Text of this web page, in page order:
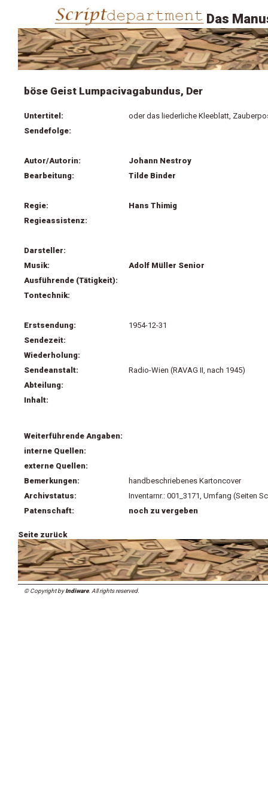
Das
böse Geist Lumpacivagabundus, Der
Untertitel:
oder das liederliche Kleeblatt,
Sendefolge:
Autor/Autorin:
Johann Nestroy
Bearbeitung:
Tilde Binder
Regie:
Hans Thimig
Regieassistenz:
Darsteller:
Musik:
Adolf Müller Senior
Ausführende (Tätigkeit):
Tontechnik:
Erstsendung:
1954-12-31
Sendezeit:
Wiederholung:
Sendeanstalt:
Radio-Wien (RAVAG II, nach 1945)
Abteilung:
Inhalt:
Weiterführende Angaben:
interne Quellen:
externe Quellen:
Bemerkungen:
handbeschriebenes Kartoncover
Archivstatus:
Inventarnr.: 001_3171, Umfang (Seiten
Patenschaft:
noch zu vergeben
Seite zurück
© Copyright byIndiware. All rights reserved.